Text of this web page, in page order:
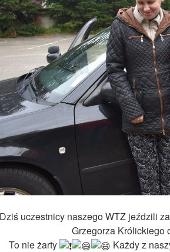
Dziś uczestnicy naszego WTZ jeździli
Grzegorza Królickiego
To nie żarty
Każdy z